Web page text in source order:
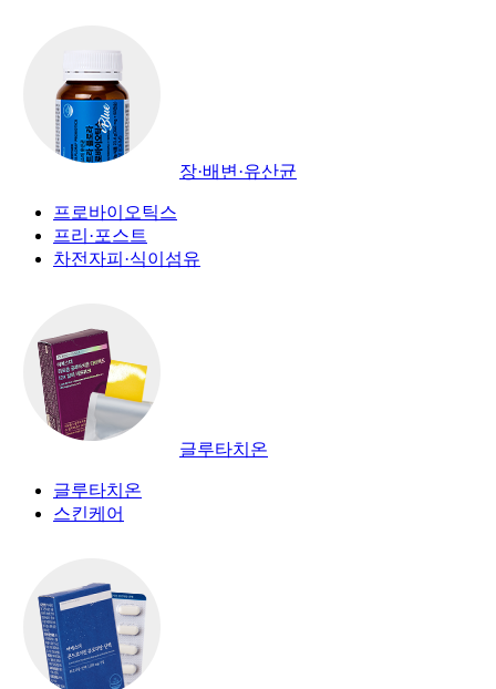
장·배변·유산균
프로바이오틱스
프리·포스트
차전자피·식이섬유
글루타치온
글루타치온
스킨케어